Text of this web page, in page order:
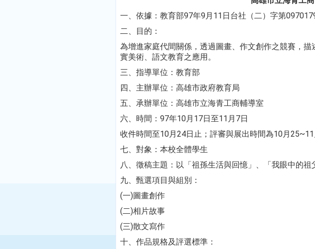
一、 依據：教育部97年9月11日台社（二）字第
二、
目的：
為增進家庭代間關係，透過圖畫、作文創作之競賽，
實美術、語文教育之應用。
三、 指導單位：教育部
四、 主辦單位：高雄市政府教育局
五、 承辦單位：高雄市立海青工商輔導室
六、 時間： 97年10月 17日至11 月 7日
收件時間至10月24日止；評審與展出時間為10月25~11
七、 對象：本校全體學生
八、 徵稿主題：以「祖孫生活與回憶」、「我眼中的祖
九、 甄選項目與組別：
(一)圖畫創作
(二)相片故事
(三)散文寫作
十、 作品規格及評選標準：